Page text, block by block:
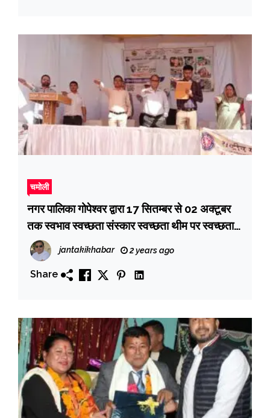
चमोली
नगर पालिका गोपेश्वर द्वारा 17 सितम्बर से 02 अक्टूबर
तक स्वभाव स्वच्छता संस्कार स्वच्छता थीम पर स्वच्छता
पखवाड़ा का आयोजन
jantakikhabar 2 years ago
Share